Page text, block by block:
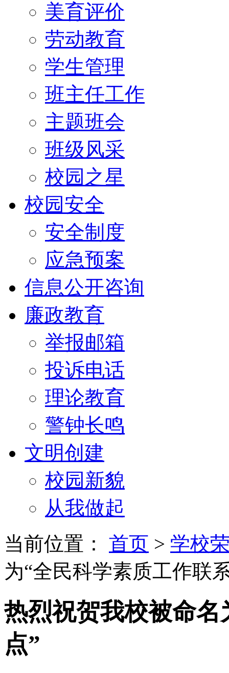
美育评价
劳动教育
学生管理
班主任工作
主题班会
班级风采
校园之星
校园安全
安全制度
应急预案
信息公开咨询
廉政教育
举报邮箱
投诉电话
理论教育
警钟长鸣
文明创建
校园新貌
从我做起
当前位置： 首页 > 学校
为“全民科学素质工作联
热烈祝贺我校被命
点”